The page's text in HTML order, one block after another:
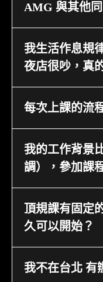
AMG 與其他
我生活作息規
夜店很吵，真
每次上課的流
我的工作背景
調），參加課
頂規課有固定
久可以開始？
我不在台北 有